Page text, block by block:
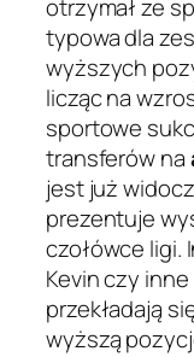
otrzymał ze
typowa dla
wyższych
licząc na
sportowe
transferów na
jest już
prezentuje
czołówce ligi.
Kevin czy
przekładają
wyższą